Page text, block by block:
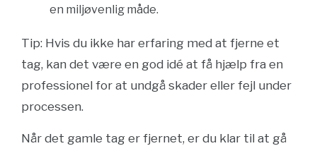
en miljøvenlig måde.
Tip: Hvis du ikke har erfaring med at fjerne et
tag, kan det være en god idé at få hjælp fra en
professionel for at undgå skader eller fejl under
processen.
Når det gamle tag er fjernet, er du klar til at gå